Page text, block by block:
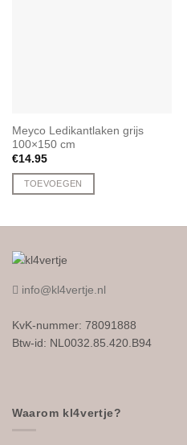
Meyco Ledikantlaken grijs
100×150 cm
€14.95
TOEVOEGEN
info@kl4vertje.nl
KvK-nummer: 78091888
Btw-id: NL0032.85.420.B94
Waarom kl4vertje?